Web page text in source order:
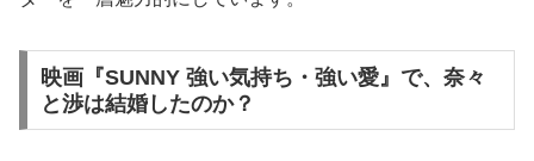
映画『SUNNY 強い気持ち・強い愛』で、奈々
と渉は結婚したのか？